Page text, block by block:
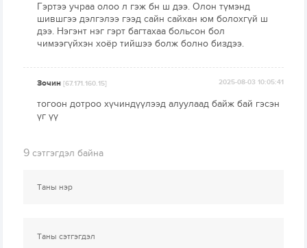
Гэртээ учраа олоо л гэж бн ш дээ. Олон түмэнд
шившгээ дэлгэлээ гээд сайн сайхан юм болохгүй ш
дээ. Нэгэнт нэг гэрт багтахаа больсон бол
чимээгүйхэн хоёр тийшээ болж болно биздээ.
Зочин[67.171.160.15] 2025-08-03 10:05:41
тогоон дотроо хүчиндүүлээд алуулаад байж бай гэсэн
үг үү
9 сэтгэгдэл байна